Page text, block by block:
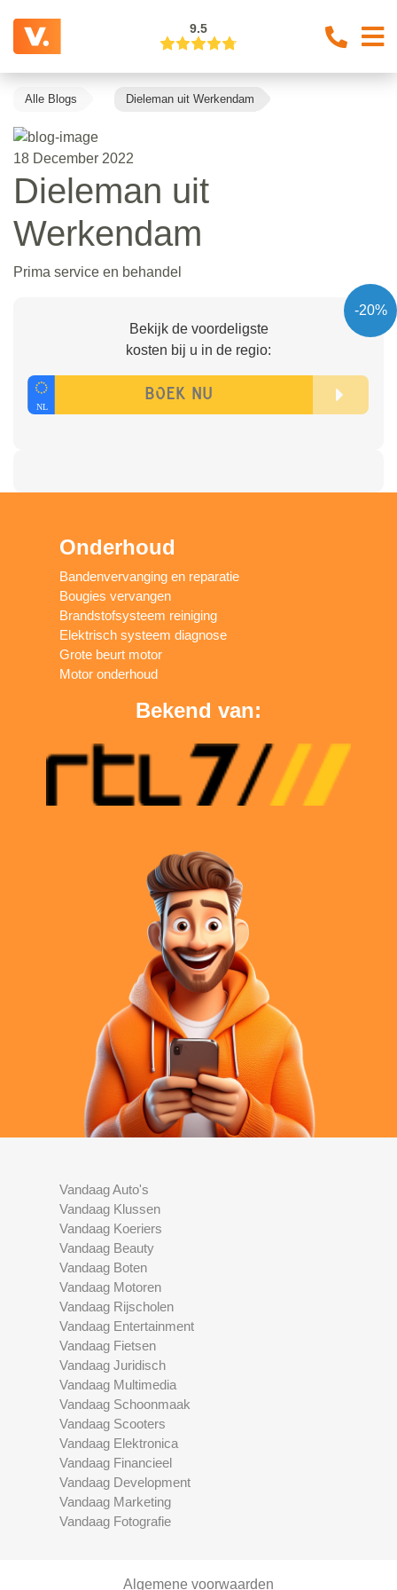
9.5
Alle Blogs Dieleman uit Werkendam
18 December 2022
Dieleman uit
Werkendam
Prima service en behandel
-20%
Bekijk de voordeligste
kosten bij u in de regio:
Onderhoud
Bandenvervanging en reparatie
Bougies vervangen
Brandstofsysteem reiniging
Elektrisch systeem diagnose
Grote beurt motor
Motor onderhoud
Bekend van:
Vandaag Auto's
Vandaag Klussen
Vandaag Koeriers
Vandaag Beauty
Vandaag Boten
Vandaag Motoren
Vandaag Rijscholen
Vandaag Entertainment
Vandaag Fietsen
Vandaag Juridisch
Vandaag Multimedia
Vandaag Schoonmaak
Vandaag Scooters
Vandaag Elektronica
Vandaag Financieel
Vandaag Development
Vandaag Marketing
Vandaag Fotografie
Algemene voorwaarden